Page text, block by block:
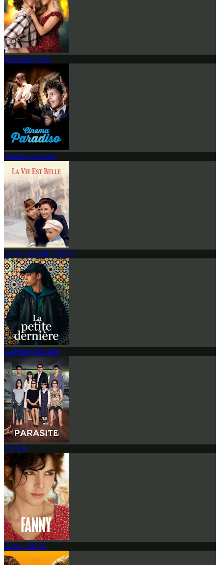
Regretting You
Cinéma Paradiso
La vie est belle (1997)
La Petite Dernière
Parasite
Fanny (2013)